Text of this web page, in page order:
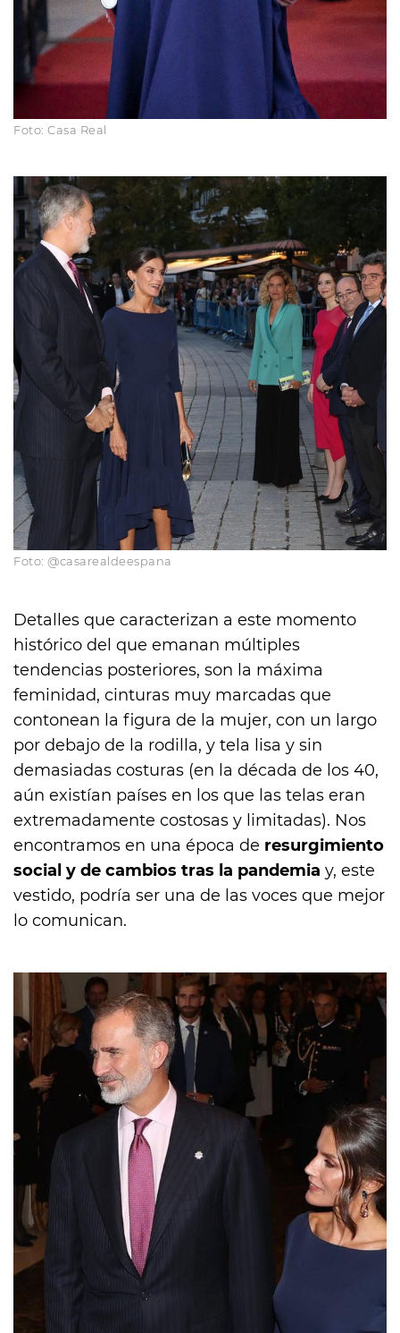
Foto: Casa Real
Foto: @casarealdeespana
Detalles que caracterizan a este momento
histórico del que emanan múltiples
tendencias posteriores, son la máxima
feminidad, cinturas muy marcadas que
contonean la figura de la mujer, con un largo
por debajo de la rodilla, y tela lisa y sin
demasiadas costuras (en la década de los 40,
aún existían países en los que las telas eran
extremadamente costosas y limitadas). Nos
encontramos en una época de resurgimiento
social y de cambios tras la pandemia y, este
vestido, podría ser una de las voces que mejor
lo comunican.